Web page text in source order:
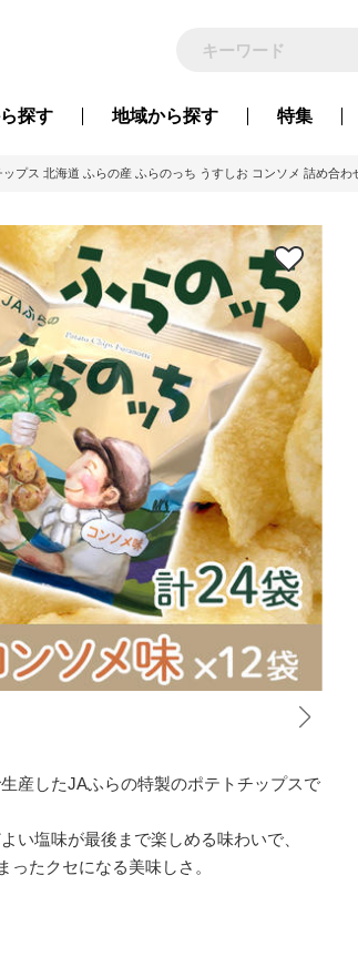
探す 地域から探す 特集
ップス 北海道 ふらの産 ふらのっち うすしお コンソメ 詰め合
産したJAふらの特製のポテトチップスで
い塩味が最後まで楽しめる味わいで、
ったクセになる美味しさ。